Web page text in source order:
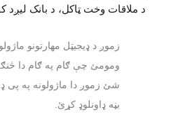
د ملاقات وخت ټاکل، د بانک لیږد
زموږ د ډیجیټل مهارتونو
ومومئ چې ګام په ګام دا
شئ زموږ دا ماژولونه په پی
بڼه ډاونلوډ کړئ.